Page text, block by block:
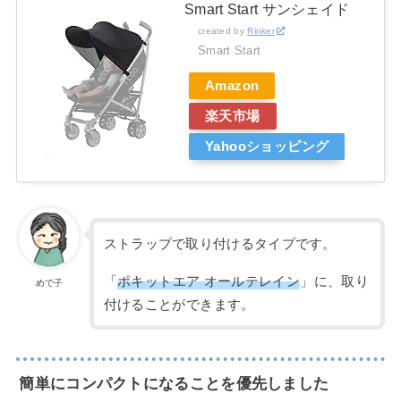
Smart Start サンシェイド
created byRinker
Smart Start
Amazon
楽天市場
Yahooショッピング
めで子
ストラップで取り付けるタイプです。
「ポキットエア オールテレイン 」に、取り
付けることができます。
簡単にコンパクトになることを優先しました